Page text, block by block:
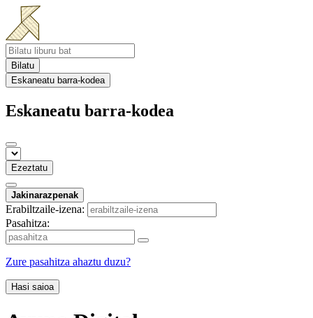
Bilatu
Eskaneatu barra-kodea
Eskaneatu barra-kodea
Ezeztatu
Jakinarazpenak
Erabiltzaile-izena:
Pasahitza:
Zure pasahitza ahaztu duzu?
Hasi saioa